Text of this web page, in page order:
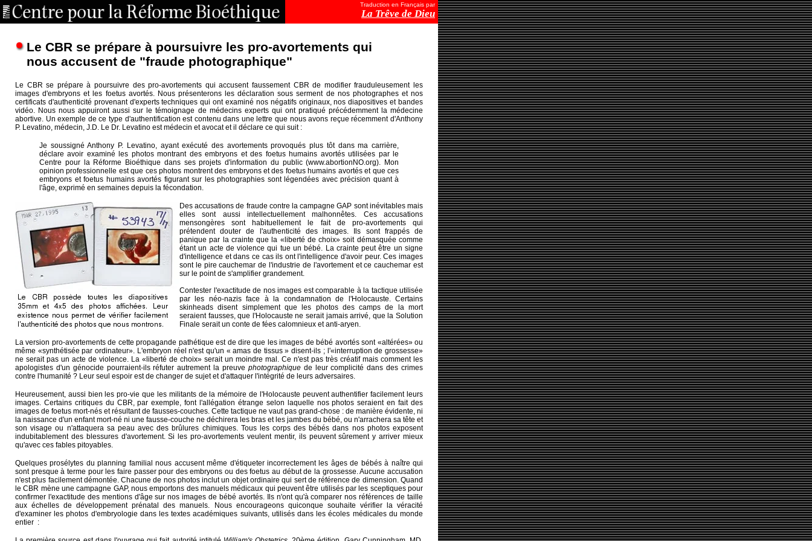
Traduction en Français par
La Trêve de Dieu
Le CBR se prépare à poursuivre les pro-avortements qui
nous accusent de "fraude photographique"
Le CBR se prépare à poursuivre des pro-avortements qui accusent faussement CBR de modifier frauduleusement les
images d'embryons et les foetus avortés. Nous présenterons les déclaration sous serment de nos photographes et nos
certificats d'authenticité provenant d'experts techniques qui ont examiné nos négatifs originaux, nos diapositives et bandes
vidéo. Nous nous appuiront aussi sur le témoignage de médecins experts qui ont pratiqué précédemment la médecine
abortive. Un exemple de ce type d'authentification est contenu dans une lettre que nous avons reçue récemment d'Anthony
P. Levatino, médecin, J.D. Le Dr. Levatino est médecin et avocat et il déclare ce qui suit :
Je soussigné Anthony P. Levatino, ayant exécuté des avortements provoqués plus tôt dans ma carrière,
déclare avoir examiné les photos montrant des embryons et des foetus humains avortés utilisées par le
Centre pour la Réforme Bioéthique dans ses projets d'information du public (www.abortionNO.org). Mon
opinion professionnelle est que ces photos montrent des embryons et des foetus humains avortés et que ces
embryons et foetus humains avortés figurant sur les photographies sont légendées avec précision quant à
l'âge, exprimé en semaines depuis la fécondation.
Des accusations de fraude contre la campagne GAP sont inévitables mais
elles sont aussi intellectuellement malhonnêtes. Ces accusations
mensongères sont habituellement le fait de pro-avortements qui
prétendent douter de l'authenticité des images. Ils sont frappés de
panique par la crainte que la «liberté de choix» soit démasquée comme
étant un acte de violence qui tue un bébé. La crainte peut être un signe
d'intelligence et dans ce cas ils ont l'intelligence d'avoir peur. Ces images
sont le pire cauchemar de l'industrie de l'avortement et ce cauchemar est
sur le point de s'amplifier grandement.
Contester l'exactitude de nos images est comparable à la tactique utilisée
par les néo-nazis face à la condamnation de l'Holocauste. Certains
skinheads disent simplement que les photos des camps de la mort
seraient fausses, que l'Holocauste ne serait jamais arrivé, que la Solution
Finale serait un conte de fées calomnieux et anti-aryen.
La version pro-avortements de cette propagande pathétique est de dire que les images de bébé avortés sont «altérées» ou
même «synthétisée par ordinateur». L'embryon réel n'est qu'un « amas de tissus » disent-ils ; l'«interruption de grossesse»
ne serait pas un acte de violence. La «liberté de choix» serait un moindre mal. Ce n'est pas très créatif mais comment les
apologistes d'un génocide pourraient-ils réfuter autrement la preuve photographiquede leur complicité dans des crimes
contre l'humanité ? Leur seul espoir est de changer de sujet et d'attaquer l'intégrité de leurs adversaires.
Heureusement, aussi bien les pro-vie que les militants de la mémoire de l'Holocauste peuvent authentifier facilement leurs
images. Certains critiques du CBR, par exemple, font l'allégation étrange selon laquelle nos photos seraient en fait des
images de foetus mort-nés et résultant de fausses-couches. Cette tactique ne vaut pas grand-chose : de manière évidente, ni
la naissance d'un enfant mort-né ni une fausse-couche ne déchirera les bras et les jambes du bébé, ou n'arrachera sa tête et
son visage ou n'attaquera sa peau avec des brûlures chimiques. Tous les corps des bébés dans nos photos exposent
indubitablement des blessures d'avortement. Si les pro-avortements veulent mentir, ils peuvent sûrement y arriver mieux
qu'avec ces fables pitoyables.
Quelques prosélytes du planning familial nous accusent même d'étiqueter incorrectement les âges de bébés à naître qui
sont presque à terme pour les faire passer pour des embryons ou des foetus au début de la grossesse. Aucune accusation
n'est plus facilement démontée. Chacune de nos photos inclut un objet ordinaire qui sert de référence de dimension. Quand
le CBR mène une campagne GAP, nous emportons des manuels médicaux qui peuvent être utilisés par les sceptiques pour
confirmer l'exactitude des mentions d'âge sur nos images de bébé avortés. Ils n'ont qu'à comparer nos références de taille
aux échelles de développement prénatal des manuels. Nous encourageons quiconque souhaite vérifier la véracité
d'examiner les photos d'embryologie dans les textes académiques suivants, utilisés dans les écoles médicales du monde
entier :